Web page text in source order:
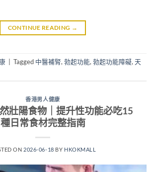
CONTINUE READING →
Tagged 中醫補腎,勃起功能,勃起功能障礙,天
香港男人健康
壯陽食物｜提升性功能必吃15
種日常食材完整指南
ON 2026-06-18 BY HKOKMALL